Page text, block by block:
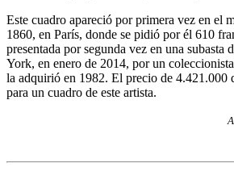
Este cuadro apareció por primera vez en el
1860, en París, donde se pidió por él 610
presentada por segunda vez en una subasta
York, en enero de 2014, por un
la adquirió en 1982. El precio de 4.421.000
para un cuadro de este artista.